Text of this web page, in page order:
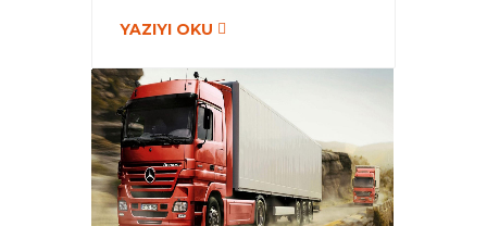
YAZIYI OKU